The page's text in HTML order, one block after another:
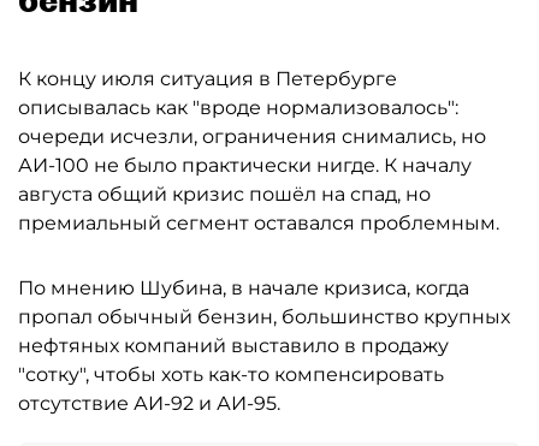
К концу июля ситуация в Петербурге
описывалась как "вроде нормализовалось":
очереди исчезли, ограничения снимались, но
АИ-100 не было практически нигде. К началу
августа общий кризис пошёл на спад, но
премиальный сегмент оставался проблемным.
По мнению Шубина, в начале кризиса, когда
пропал обычный бензин, большинство крупных
нефтяных компаний выставило в продажу
"сотку", чтобы хоть как-то компенсировать
отсутствие АИ-92 и АИ-95.